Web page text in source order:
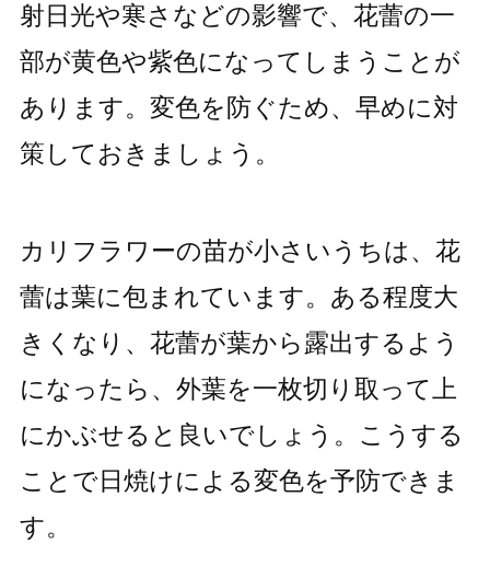
射日光や寒さなどの影響で、花蕾の一
部が黄色や紫色になってしまうことが
あります。変色を防ぐため、早めに対
策しておきましょう。
カリフラワーの苗が小さいうちは、花
蕾は葉に包まれています。ある程度大
きくなり、花蕾が葉から露出するよう
になったら、外葉を一枚切り取って上
にかぶせると良いでしょう。こうする
ことで日焼けによる変色を予防できま
す。